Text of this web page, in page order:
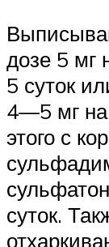
дозе 5 мг
5 суток
4—5 мг на
этого с
суток.